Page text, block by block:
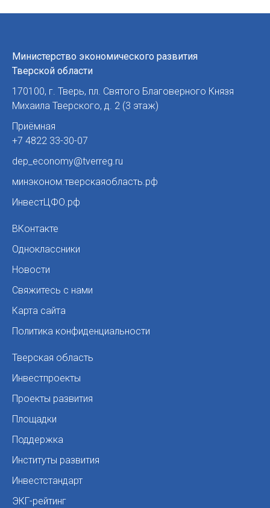
Министерство экономического развития
Тверской области
170100, г. Тверь, пл. Святого Благоверного Князя
Михаила Тверского, д. 2 (3 этаж)
Приёмная
+7 4822 33-30-07
dep_economy@tverreg.ru
минэконом.тверскаяобласть.рф
ИнвестЦФО.рф
ВКонтакте
Одноклассники
Новости
Свяжитесь с нами
Карта сайта
Политика конфиденциальности
Тверская область
Инвестпроекты
Проекты развития
Площадки
Поддержка
Институты развития
Инвестстандарт
ЭКГ-рейтинг